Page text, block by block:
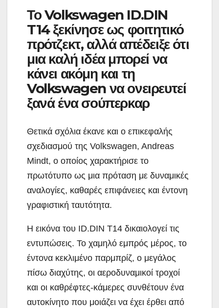
Το Volkswagen ID.DIN
T14 ξεκίνησε ως φοιτητικό
πρότζεκτ, αλλά απέδειξε ότι
μια καλή ιδέα μπορεί να
κάνει ακόμη και τη
Volkswagen να ονειρευτεί
ξανά ένα σούπερκαρ
Θετικά σχόλια έκανε και ο επικεφαλής
σχεδιασμού της Volkswagen, Andreas
Mindt, ο οποίος χαρακτήρισε το
πρωτότυπο ως μια πρόταση με δυναμικές
αναλογίες, καθαρές επιφάνειες και έντονη
γραφιστική ταυτότητα.
Η εικόνα του ID.DIN T14 δικαιολογεί τις
εντυπώσεις. Το χαμηλό εμπρός μέρος, το
έντονα κεκλιμένο παρμπρίζ, ο μεγάλος
πίσω διαχύτης, οι αεροδυναμικοί τροχοί
και οι καθρέφτες-κάμερες συνθέτουν ένα
αυτοκίνητο που μοιάζει να έχει έρθει από